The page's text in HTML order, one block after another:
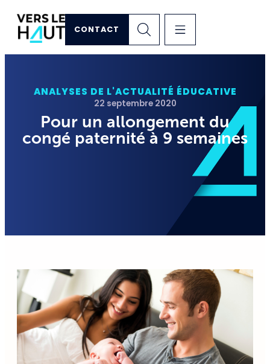
CONTACT
ANALYSES DE L'ACTUALITÉ ÉDUCATIVE
22 septembre 2020
Pour un allongement du
congé paternité à 9 semaines